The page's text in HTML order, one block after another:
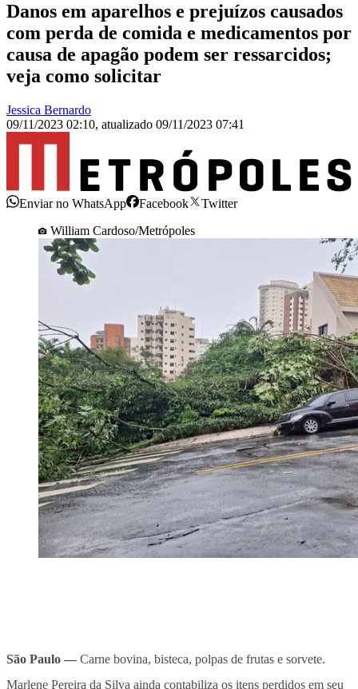
Danos em aparelhos e prejuízos causados
com perda de comida e medicamentos por
causa de apagão podem ser ressarcidos;
veja como solicitar
Jessica Bernardo
09/11/2023 02:10, atualizado 09/11/2023 07:41
Enviar no WhatsApp Facebook
Twitter
William Cardoso/Metrópoles
São Paulo — Carne bovina, bisteca, polpas de frutas e sorvete.
Marlene Pereira da Silva ainda contabiliza os itens perdidos em seu